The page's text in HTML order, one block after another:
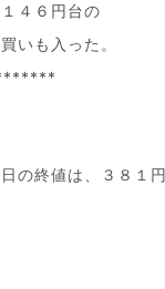
４６円台の
いも入った。
の終値は、３８１円